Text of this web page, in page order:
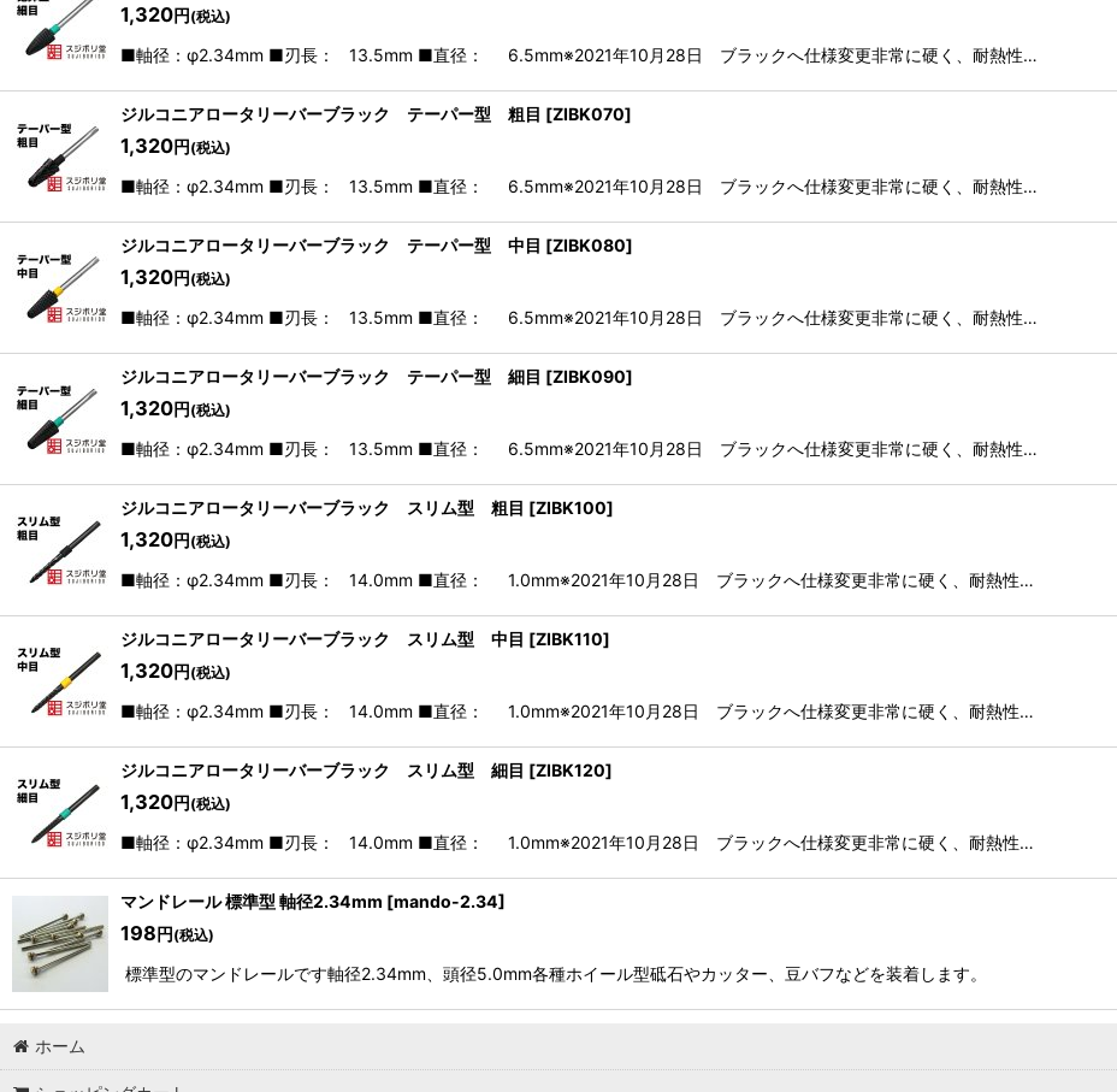
1,320円 (税込)
■軸径：φ2.34mm ■刃長： 13.5mm ■直径： 6.5mm※2021年10月28日 ブラックへ仕様変更非常に硬く、耐熱性…
ジルコニアロータリーバーブラック テーパー型 粗目 [ZIBK070]
1,320円 (税込)
■軸径：φ2.34mm ■刃長： 13.5mm ■直径： 6.5mm※2021年10月28日 ブラックへ仕様変更非常に硬く、耐熱性…
ジルコニアロータリーバーブラック テーパー型 中目 [ZIBK080]
1,320円 (税込)
■軸径：φ2.34mm ■刃長： 13.5mm ■直径： 6.5mm※2021年10月28日 ブラックへ仕様変更非常に硬く、耐熱性…
ジルコニアロータリーバーブラック テーパー型 細目 [ZIBK090]
1,320円 (税込)
■軸径：φ2.34mm ■刃長： 13.5mm ■直径： 6.5mm※2021年10月28日 ブラックへ仕様変更非常に硬く、耐熱性…
ジルコニアロータリーバーブラック スリム型 粗目 [ZIBK100]
1,320円 (税込)
■軸径：φ2.34mm ■刃長： 14.0mm ■直径： 1.0mm※2021年10月28日 ブラックへ仕様変更非常に硬く、耐熱性…
ジルコニアロータリーバーブラック スリム型 中目 [ZIBK110]
1,320円 (税込)
■軸径：φ2.34mm ■刃長： 14.0mm ■直径： 1.0mm※2021年10月28日 ブラックへ仕様変更非常に硬く、耐熱性…
ジルコニアロータリーバーブラック スリム型 細目 [ZIBK120]
1,320円 (税込)
■軸径：φ2.34mm ■刃長： 14.0mm ■直径： 1.0mm※2021年10月28日 ブラックへ仕様変更非常に硬く、耐熱性…
マンドレール 標準型 軸径2.34mm [mando-2.34]
198 円 (税込)
標準型のマンドレールです軸径2.34mm、頭径5.0mm各種ホイール型砥石やカッター、豆バフなどを装着します。
ホーム